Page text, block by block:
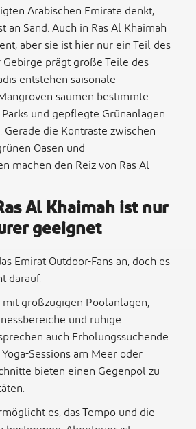
Arabischen Emirate denkt,
an Sand. Auch in Ras Al Khaimah
aber sie ist hier nur ein Teil des
Gebirge prägt große Teile des
entstehen saisonale
säumen bestimmte
und gepflegte Grünanlagen
Gerade die Kontraste zwischen
Oasen und
machen den Reiz von Ras Al
Al Khaimah ist nur
geeignet
Emirat Outdoor-Fans an, doch es
darauf.
großzügigen Poolanlagen,
und ruhige
auch Erholungssuchende
Sessions am Meer oder
bieten einen Gegenpol zu
es, das Tempo und die